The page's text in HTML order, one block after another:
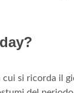
cui si ricorda il